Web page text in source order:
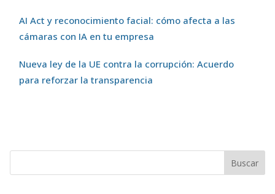
AI Act y reconocimiento facial: cómo afecta a las
cámaras con IA en tu empresa
Nueva ley de la UE contra la corrupción: Acuerdo
para reforzar la transparencia